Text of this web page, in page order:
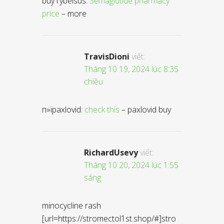
price – more
TravisDioni viết:
Tháng 10 19, 2024 lúc 8:35
chiều
п»їpaxlovid: check this – paxlovid buy
RichardUsevyviết:
Tháng 10 20, 2024 lúc 1:55
sáng
minocycline rash
[url=https://stromectol1st.shop/#]stro